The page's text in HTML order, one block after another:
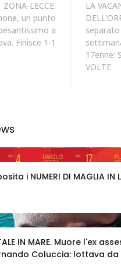
ZONA-LECCE.
un punto
a
Finisce 1-1
LA
17enne:
VOLTE
i NUMERI DI MAGLIA IN
IN MARE. Muore l'ex
Coluccia: lottava